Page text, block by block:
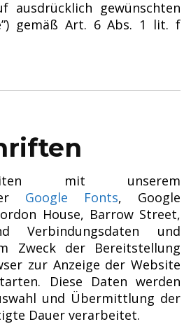
ausdrücklich gewünschten
gemäß Art. 6 Abs. 1 lit. f
mit unserem
Google Fonts, Google
House, Barrow Street,
Verbindungsdaten und
Zweck der Bereitstellung
zur Anzeige der Website
Diese Daten werden
und Übermittlung der
Dauer verarbeitet.